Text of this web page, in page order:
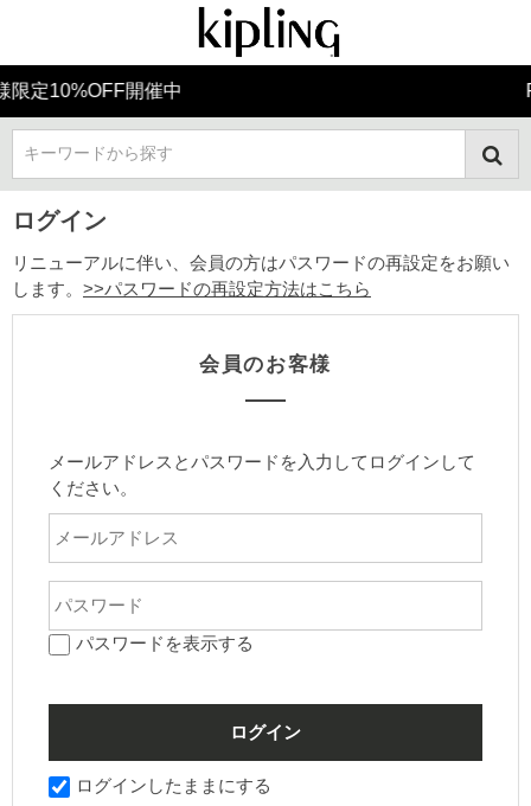
開催中 Final Sale
キーワードから探す
ログイン
リニューアルに伴い、会員の方はパスワードの再設定をお願い
します。 >>パスワードの再設定方法はこちら
会員のお客様
メールアドレスとパスワードを入力してログインして
ください。
パスワードを表示する
ログインしたままにする